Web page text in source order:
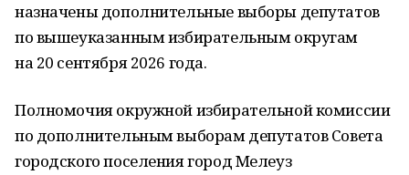
назначены дополнительные выборы депутатов
по вышеуказанным избирательным округам
на 20 сентября 2026 года.
Полномочия окружной избирательной комиссии
по дополнительным выборам депутатов Совета
городского поселения город Мелеуз